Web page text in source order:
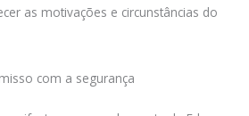
as motivações e circunstâncias do
com a segurança